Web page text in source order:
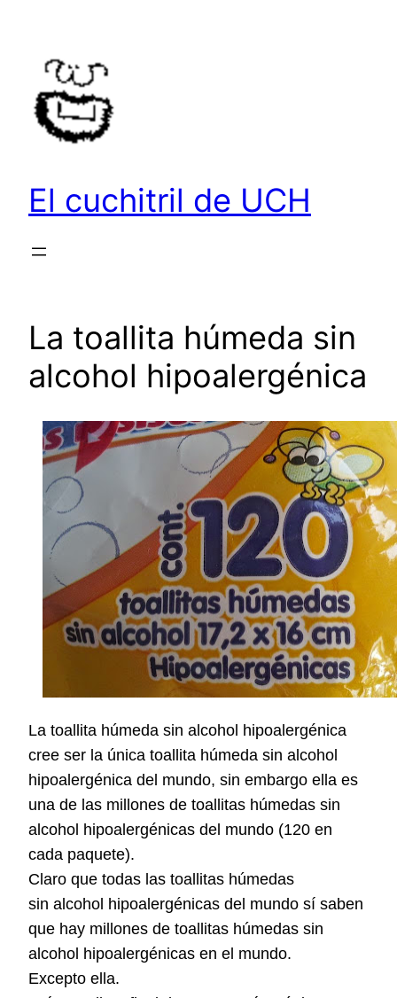
contenido
El cuchitril de UCH
La toallita húmeda sin
alcohol hipoalergénica
La toallita húmeda sin alcohol hipoalergénica
cree ser la única toallita húmeda sin alcohol
hipoalergénica del mundo, sin embargo ella es
una de las millones de toallitas húmedas sin
alcohol hipoalergénicas del mundo (120 en
cada paquete).
Claro que todas las toallitas húmedas
sin alcohol hipoalergénicas del mundo sí saben
que hay millones de toallitas húmedas sin
alcohol hipoalergénicas en el mundo.
Excepto ella.